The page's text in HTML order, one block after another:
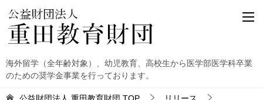
海外留学（全年齢対象）、幼児教育、高校生から医学部医学科卒業
のための奨学金事業を行っております。